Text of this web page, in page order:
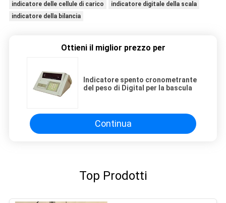
indicatore delle cellule di carico
indicatore digitale della scala
indicatore della bilancia
Ottieni il miglior prezzo per
Indicatore spento cronometrante
del peso di Digital per la bascula
Continua
Top Prodotti